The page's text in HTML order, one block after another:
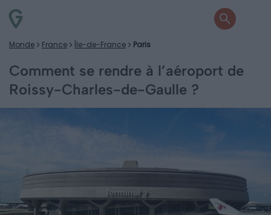
Monde France Île-de-France Paris
Comment se rendre à l’aéroport de
Roissy-Charles-de-Gaulle ?